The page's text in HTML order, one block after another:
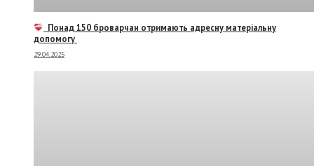
Понад 150 броварчан отримають адресну матеріальну
допомогу
29.04.2025